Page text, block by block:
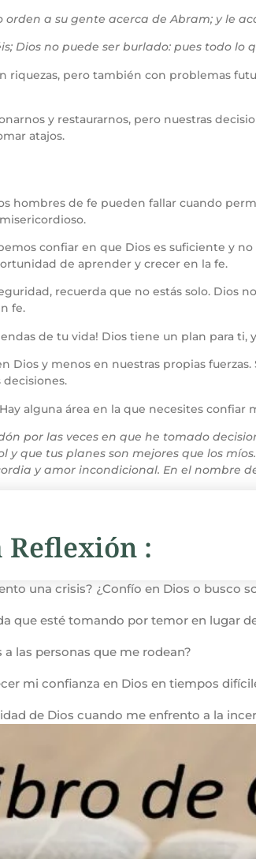
orden a su gente acerca de Abram; y le
Dios no puede ser burlado: pues todo
riquezas, pero también con problemas
y restaurarnos, pero nuestras
atajos.
hombres de fe pueden fallar cuando
confiar en que Dios es suficiente y
de aprender y crecer en la fe.
recuerda que no estás solo. Dios
fe.
de tu vida! Dios tiene un plan para ti,
Dios y menos en nuestras propias
alguna área en la que necesites confiar
por las veces en que he tomado
y que tus planes son mejores que los
y amor incondicional. En el nombre
Reflexión :
una crisis? ¿Confío en Dios o busco
que esté tomando por temor en lugar
las personas que me rodean?
mi confianza en Dios en tiempos
de Dios cuando me enfrento a la